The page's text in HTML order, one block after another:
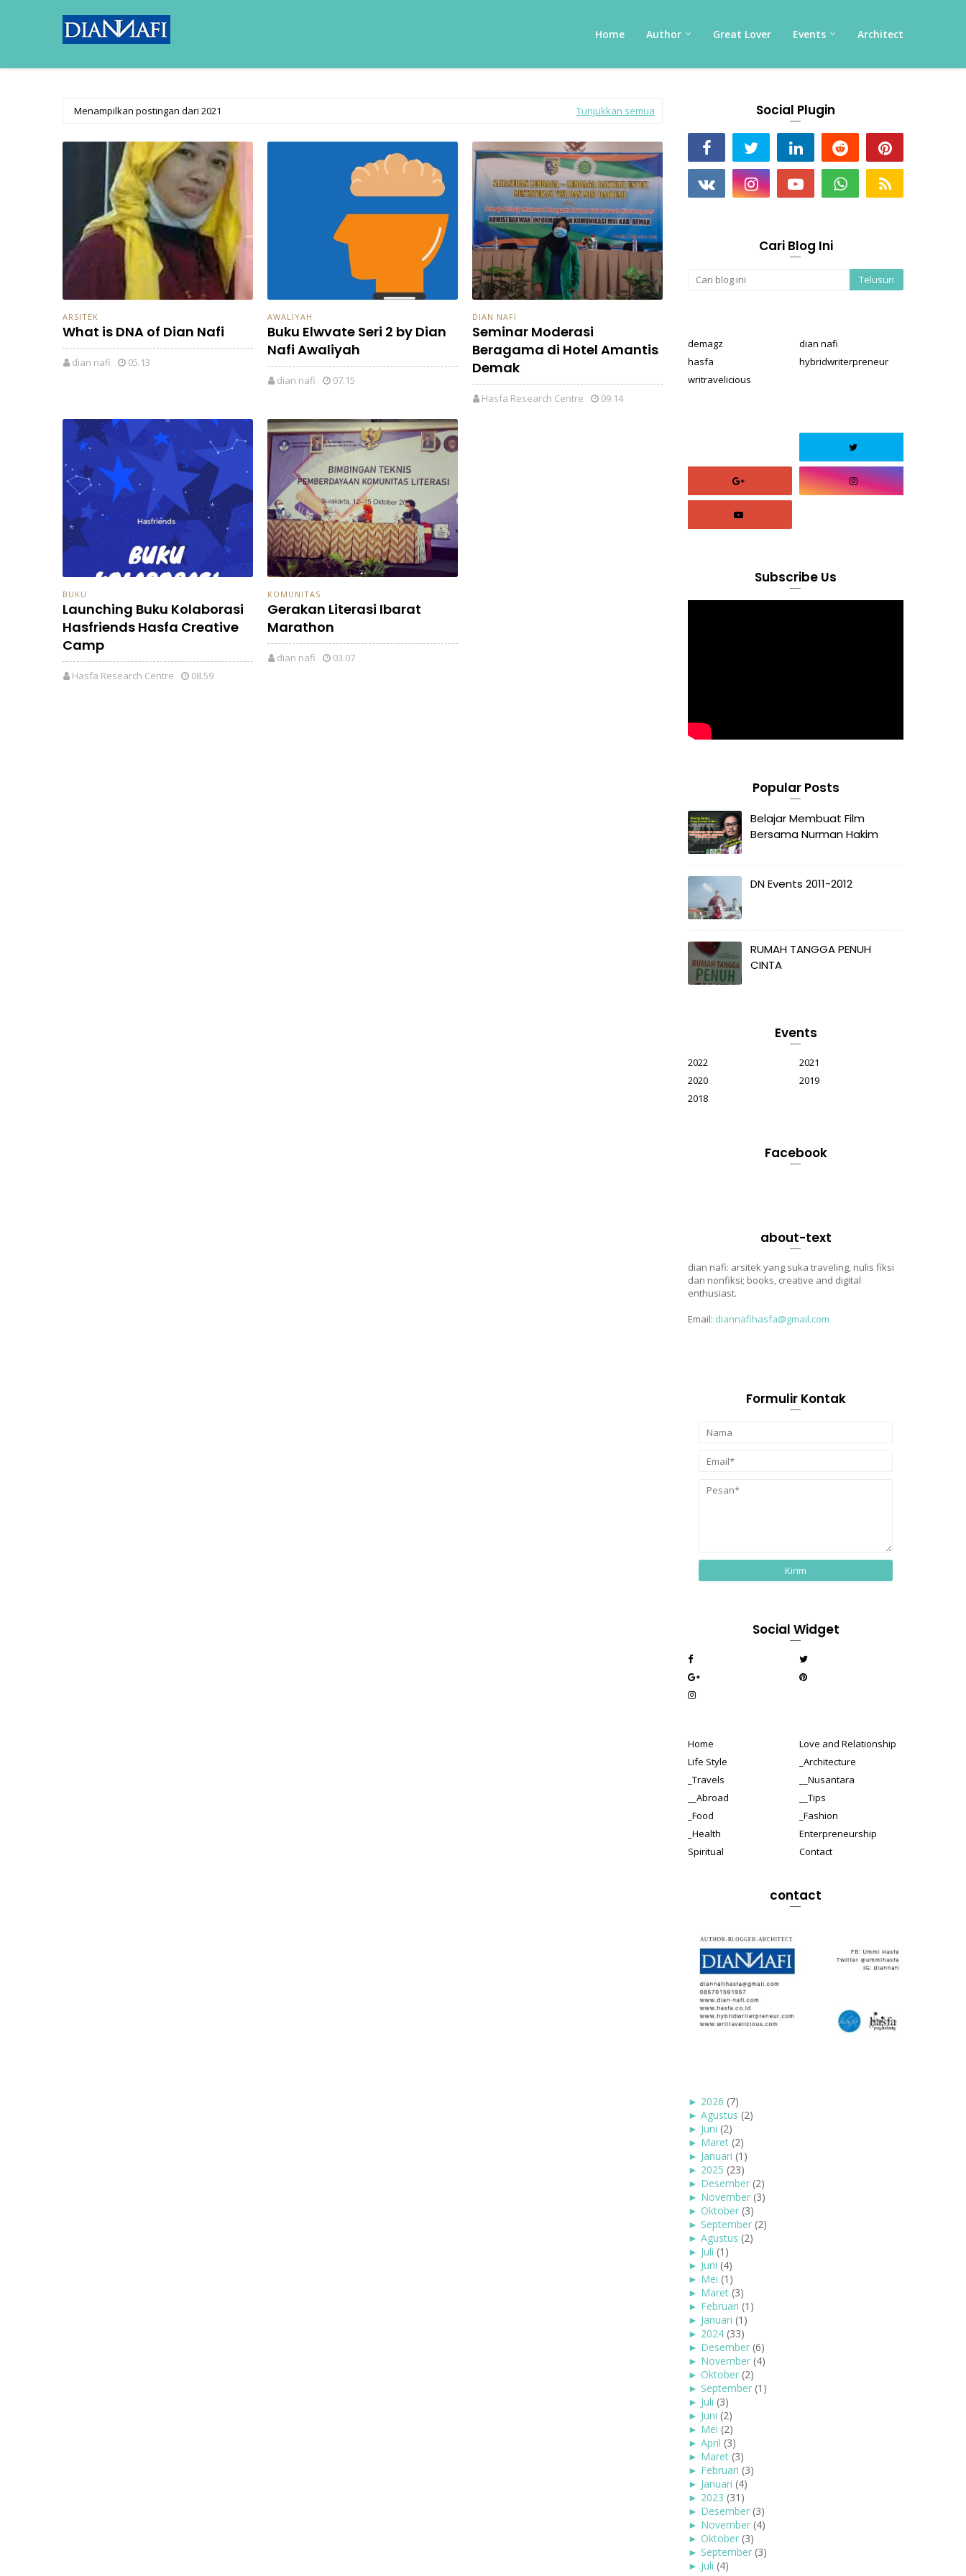
Home Author Great Lover Events Architect
Menampilkan postingan dari 2021 Tunjukkan semua
ARSITEK
What is DNA of Dian Nafi
dian nafi 05.13
AWALIYAH
Buku Elwvate Seri 2 by Dian
Nafi Awaliyah
dian nafi 07.15
DIAN NAFI
Seminar Moderasi
Beragama di Hotel Amantis
Demak
Hasfa Research Centre 09.14
BUKU
Launching Buku Kolaborasi
Hasfriends Hasfa Creative
Camp
Hasfa Research Centre 08.59
KOMUNITAS
Gerakan Literasi Ibarat
Marathon
dian nafi 03.07
Social Plugin
Cari Blog Ini
demagz
dian nafi
hasfa
hybridwriterpreneur
writravelicious
Subscribe Us
Popular Posts
Belajar Membuat Film
Bersama Nurman Hakim
DN Events 2011-2012
RUMAH TANGGA PENUH
CINTA
Events
2022
2021
2020
2019
2018
Facebook
about-text
dian nafi: arsitek yang suka traveling, nulis fiksi
dan nonfiksi; books, creative and digital
enthusiast.
Email: diannafihasfa@gmail.com
Formulir Kontak
Social Widget
Home
Love and Relationship
Life Style
_Architecture
_Travels
__Nusantara
__Abroad
__Tips
_Food
_Fashion
_Health
Enterpreneurship
Spiritual
Contact
contact
► 2026 (7)
► Agustus (2)
► Juni (2)
► Maret (2)
► Januari (1)
► 2025 (23)
► Desember (2)
► November (3)
► Oktober (3)
► September (2)
► Agustus (2)
► Juli (1)
► Juni (4)
► Mei (1)
► Maret (3)
► Februari (1)
► Januari (1)
► 2024 (33)
► Desember (6)
► November (4)
► Oktober (2)
► September (1)
► Juli (3)
► Juni (2)
► Mei (2)
► April (3)
► Maret (3)
► Februari (3)
► Januari (4)
► 2023 (31)
► Desember (3)
► November (4)
► Oktober (3)
► September (3)
► Juli (4)